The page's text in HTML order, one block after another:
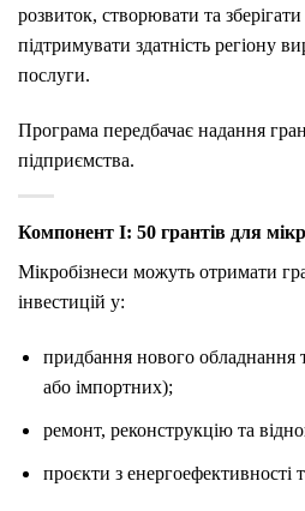
розвиток, створювати та
підтримувати здатність регіону
послуги.
Програма передбачає надання
підприємства.
Компонент I: 50 грантів для
Мікробізнеси можуть отримати
інвестицій у:
придбання нового обладнання
або імпортних);
ремонт, реконструкцію та
проєкти з енергоефективності